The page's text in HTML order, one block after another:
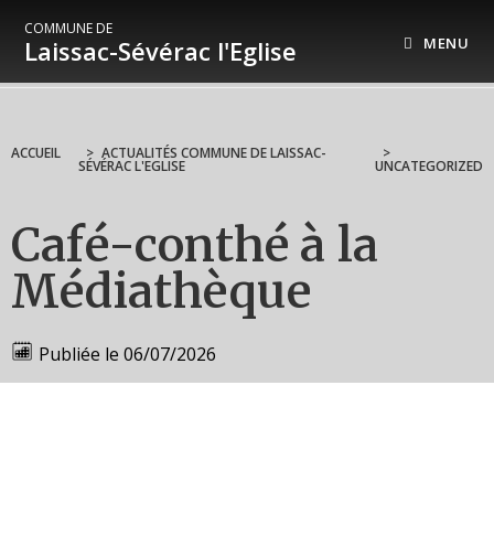
COMMUNE DE
Laissac-Sévérac l'Eglise MENU
ACCUEIL > ACTUALITÉS COMMUNE DE LAISSAC-
SÉVÉRAC L'EGLISE
>
UNCATEGORIZED
Café-conthé à la
Médiathèque
Publiée le 06/07/2026